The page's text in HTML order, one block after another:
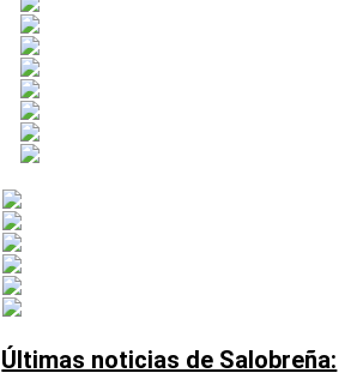
Últimas noticias de Salobreña: